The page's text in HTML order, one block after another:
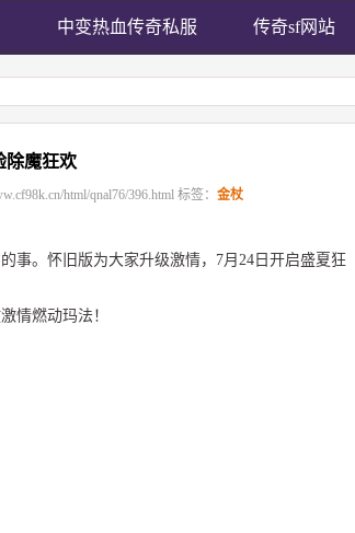
中变热血传奇私服 传奇sf网站
除魔狂欢
html/qnal76/396.html 标签： 金杖
事。怀旧版为大家升级激情，7月24日开启盛夏狂
情燃动玛法！